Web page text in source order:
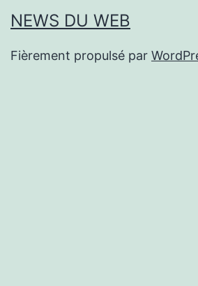
NEWS DU WEB
Fièrement propulsé par